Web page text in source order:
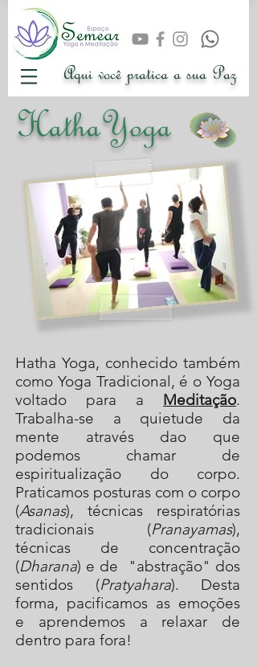
Aqui você pratica a sua Paz
HathaYoga
Hatha Yoga, conhecido também
como Yoga Tradicional, é o Yoga
voltado para a Meditação.
Trabalha-se a quietude da
mente através dao que
podemos chamar de
espiritualização do corpo.
Praticamos posturas com o corpo
(Asanas), técnicas respiratórias
tradicionais (Pranayamas),
técnicas de concentração
(Dharana) e de "abstração" dos
sentidos (Pratyahara). Desta
forma, pacificamos as emoções
e aprendemos a relaxar de
dentro para fora!